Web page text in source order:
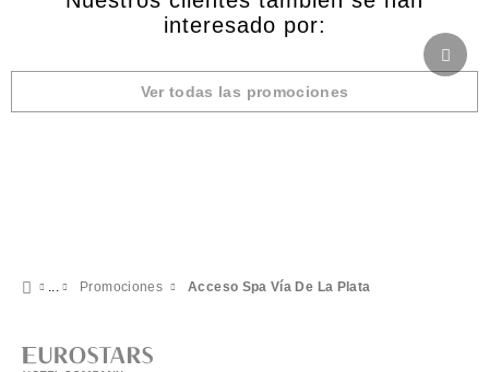
interesado por:
Ver todas las promociones
Promociones Acceso Spa Vía De La Plata